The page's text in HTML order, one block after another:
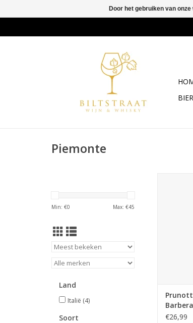
BIER
Piemonte
Min: €0 Max: €45
Land
Italië (4)
Soort
Robuust,
zachte
€26,99
Door het gebruiken van